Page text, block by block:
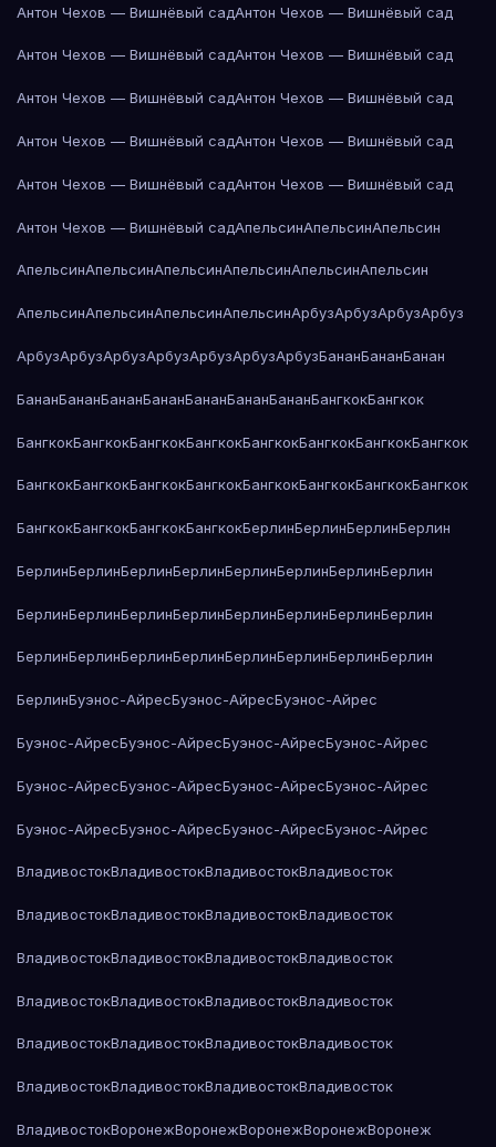
Антон Чехов — Вишнёвый садАнтон Чехов — Вишнёвый сад
Антон Чехов — Вишнёвый садАнтон Чехов — Вишнёвый сад
Антон Чехов — Вишнёвый садАнтон Чехов — Вишнёвый сад
Антон Чехов — Вишнёвый садАнтон Чехов — Вишнёвый сад
Антон Чехов — Вишнёвый садАнтон Чехов — Вишнёвый сад
Антон Чехов — Вишнёвый садАпельсинАпельсинАпельсин
АпельсинАпельсинАпельсинАпельсинАпельсинАпельсин
АпельсинАпельсинАпельсинАпельсинАрбузАрбузАрбузАрбуз
АрбузАрбузАрбузАрбузАрбузАрбузАрбузБананБананБанан
БананБананБананБананБананБананБананБангкокБангкок
БангкокБангкокБангкокБангкокБангкокБангкокБангкокБангкок
БангкокБангкокБангкокБангкокБангкокБангкокБангкокБангкок
БангкокБангкокБангкокБангкокБерлинБерлинБерлинБерлин
БерлинБерлинБерлинБерлинБерлинБерлинБерлинБерлин
БерлинБерлинБерлинБерлинБерлинБерлинБерлинБерлин
БерлинБерлинБерлинБерлинБерлинБерлинБерлинБерлин
БерлинБуэнос-АйресБуэнос-АйресБуэнос-Айрес
Буэнос-АйресБуэнос-АйресБуэнос-АйресБуэнос-Айрес
Буэнос-АйресБуэнос-АйресБуэнос-АйресБуэнос-Айрес
Буэнос-АйресБуэнос-АйресБуэнос-АйресБуэнос-Айрес
ВладивостокВладивостокВладивостокВладивосток
ВладивостокВладивостокВладивостокВладивосток
ВладивостокВладивостокВладивостокВладивосток
ВладивостокВладивостокВладивостокВладивосток
ВладивостокВладивостокВладивостокВладивосток
ВладивостокВладивостокВладивостокВладивосток
ВладивостокВоронежВоронежВоронежВоронежВоронеж